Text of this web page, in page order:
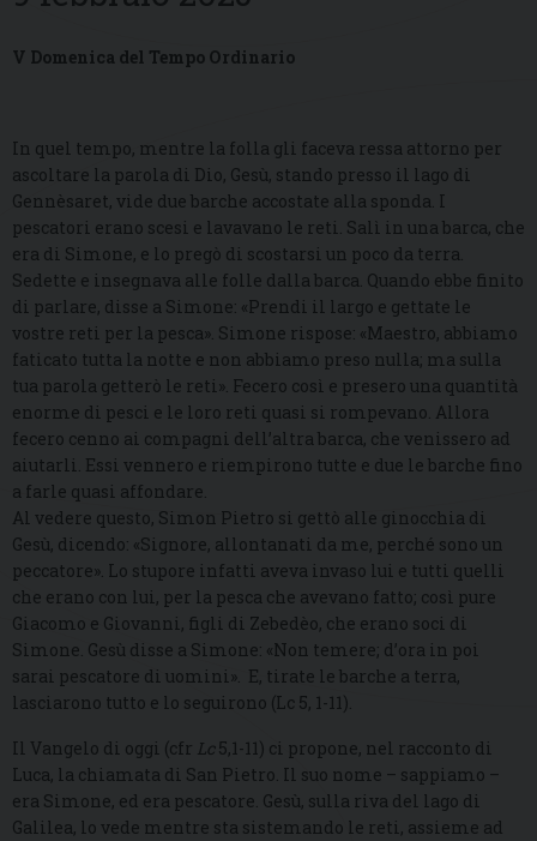
V Domenica del Tempo Ordinario
In quel tempo, mentre la folla gli faceva ressa attorno per
ascoltare la parola di Dio, Gesù, stando presso il lago di
Gennèsaret, vide due barche accostate alla sponda. I
pescatori erano scesi e lavavano le reti. Salì in una barca, che
era di Simone, e lo pregò di scostarsi un poco da terra.
Sedette e insegnava alle folle dalla barca. Quando ebbe finito
di parlare, disse a Simone: «Prendi il largo e gettate le
vostre reti per la pesca». Simone rispose: «Maestro, abbiamo
faticato tutta la notte e non abbiamo preso nulla; ma sulla
tua parola getterò le reti». Fecero così e presero una quantità
enorme di pesci e le loro reti quasi si rompevano. Allora
fecero cenno ai compagni dell’altra barca, che venissero ad
aiutarli. Essi vennero e riempirono tutte e due le barche fino
a farle quasi affondare.
Al vedere questo, Simon Pietro si gettò alle ginocchia di
Gesù, dicendo: «Signore, allontanati da me, perché sono un
peccatore». Lo stupore infatti aveva invaso lui e tutti quelli
che erano con lui, per la pesca che avevano fatto; così pure
Giacomo e Giovanni, figli di Zebedèo, che erano soci di
Simone. Gesù disse a Simone: «Non temere; d’ora in poi
sarai pescatore di uomini». E, tirate le barche a terra,
lasciarono tutto e lo seguirono (Lc 5, 1-11).
Il Vangelo di oggi (cfr Lc5,1-11) ci propone, nel racconto di
Luca, la chiamata di San Pietro. Il suo nome – sappiamo –
era Simone, ed era pescatore. Gesù, sulla riva del lago di
Galilea, lo vede mentre sta sistemando le reti, assieme ad